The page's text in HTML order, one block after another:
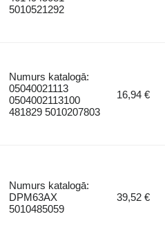
5010521292
Numurs katalogā:
05040021113
0504002113100
481829 5010207803
16,94 €
Numurs katalogā:
DPM63AX
5010485059
39,52 €